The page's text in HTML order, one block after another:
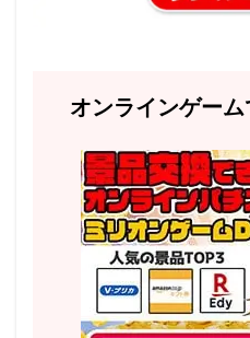
オンラインゲーム